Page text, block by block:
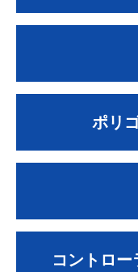
ポリ
コントロ